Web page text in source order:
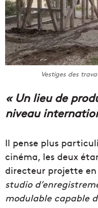
Vestiges des
« Un lieu de
niveau
Il pense plus
cinéma, les deux
directeur projette
studio
modulable capable